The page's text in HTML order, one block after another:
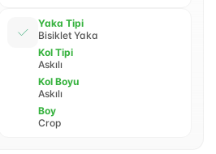
Yaka Tipi
Bisiklet Yaka
Kol Tipi
Askılı
Kol Boyu
Askılı
Boy
Crop